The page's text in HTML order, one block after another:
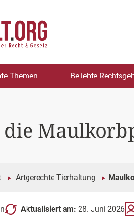
Themen Beliebte
die
Artgerechte Tierhaltung
Aktualisiert am: 28. Juni 2026